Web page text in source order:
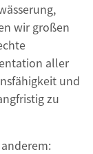
wir großen
aller
und
zu